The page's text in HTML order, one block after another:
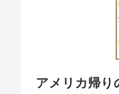
アメリカ帰り